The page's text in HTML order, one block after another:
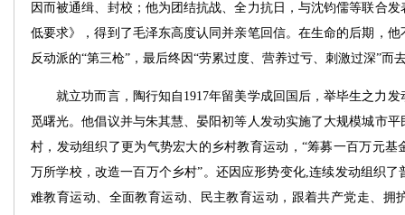
因而被通缉、封校；他为团结抗战、全力抗日，与沈钧儒等联合
低要求》，得到了毛泽东高度认同并亲笔回信。在生命的后期，
反动派的“第三枪”，最后终因“劳累过度、营养过亏、刺激过深”而
就立功而言，陶行知自1917年留美学成回国后，举毕生之力发
觅曙光。他倡议并与朱其慧、晏阳初等人发动实施了大规模城市
村，发动组织了更为气势宏大的乡村教育运动，“筹募一百万元基
万所学校，改造一百万个乡村”。还因应形势变化,连续发动组织
难教育运动、全面教育运动、民主教育运动，跟着共产党走、拥